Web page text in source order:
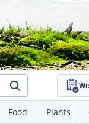
Food Plants